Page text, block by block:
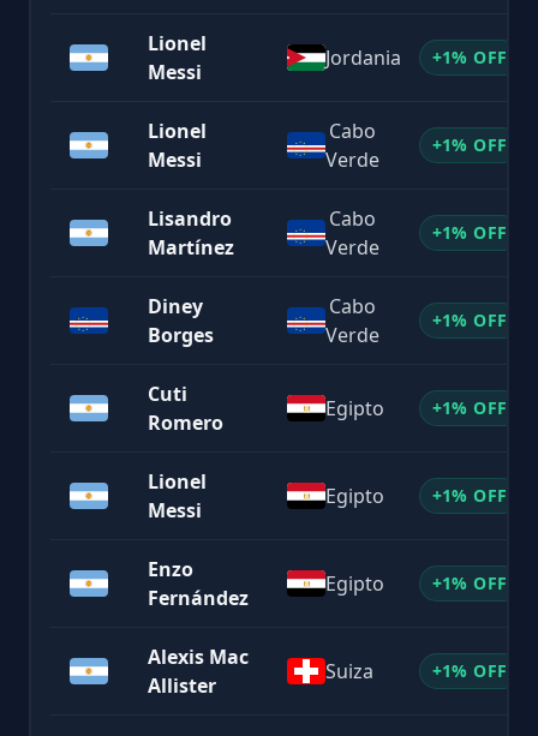
Lionel
Messi
Jordania +1% OFF
Lionel
Messi
Cabo
Verde
+1% OFF
Lisandro
Martínez
Cabo
Verde
+1% OFF
Diney
Borges
Cabo
Verde
+1% OFF
Cuti
Romero
Egipto +1% OFF
Lionel
Messi
Egipto +1% OFF
Enzo
Fernández
Egipto +1% OFF
Alexis Mac
Allister
Suiza +1% OFF